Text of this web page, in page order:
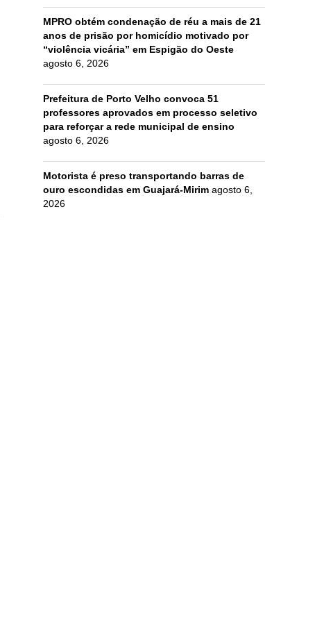
MPRO obtém condenação de réu a mais de 21
anos de prisão por homicídio motivado por
“violência vicária” em Espigão do Oeste
agosto 6, 2026
Prefeitura de Porto Velho convoca 51
professores aprovados em processo seletivo
para reforçar a rede municipal de ensino
agosto 6, 2026
Motorista é preso transportando barras de
ouro escondidas em Guajará-Mirim agosto 6,
2026